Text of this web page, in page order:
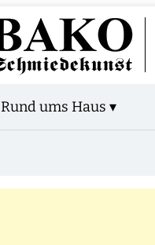
Rund ums Haus ▾